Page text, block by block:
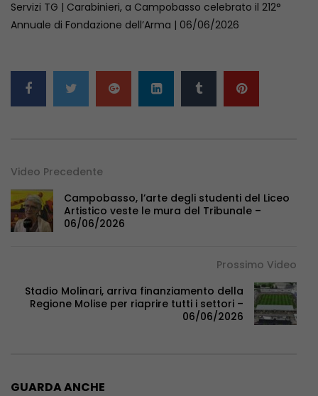
Servizi TG | Carabinieri, a Campobasso celebrato il 212°
Annuale di Fondazione dell’Arma | 06/06/2026
Video Precedente
Campobasso, l’arte degli studenti del Liceo
Artistico veste le mura del Tribunale –
06/06/2026
Prossimo Video
Stadio Molinari, arriva finanziamento della
Regione Molise per riaprire tutti i settori –
06/06/2026
GUARDA ANCHE